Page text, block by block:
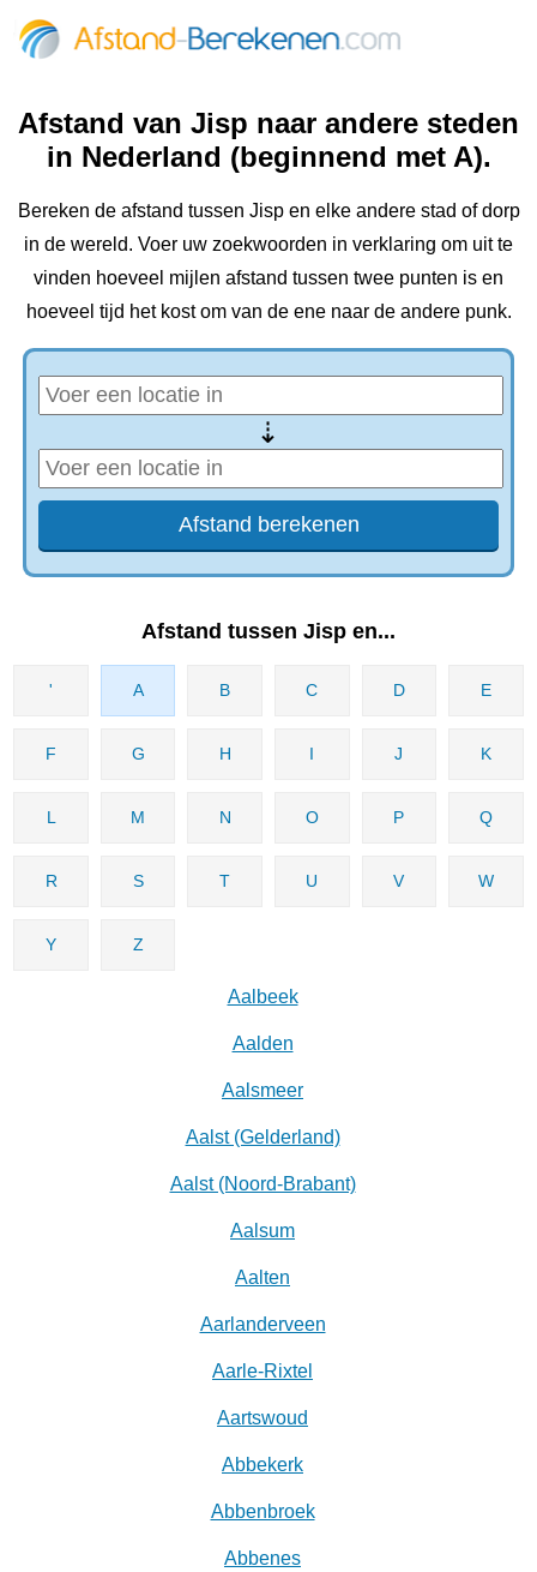
Afstand van Jisp naar andere steden
in Nederland (beginnend met A).
Bereken de afstand tussen Jisp en elke andere stad of dorp
in de wereld. Voer uw zoekwoorden in verklaring om uit te
vinden hoeveel mijlen afstand tussen twee punten is en
hoeveel tijd het kost om van de ene naar de andere punk.
⇢
Afstand tussen Jisp en...
' A B C D E
F G H I J K
L M N O P Q
R S T U V W
Y Z
Aalbeek
Aalden
Aalsmeer
Aalst (Gelderland)
Aalst (Noord-Brabant)
Aalsum
Aalten
Aarlanderveen
Aarle-Rixtel
Aartswoud
Abbekerk
Abbenbroek
Abbenes